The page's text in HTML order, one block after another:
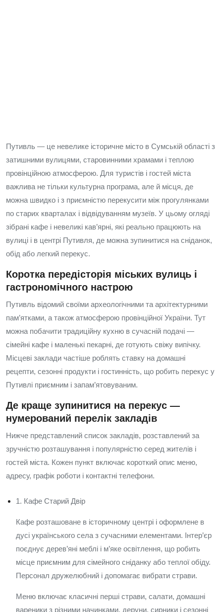
Путивль — це невелике історичне місто в Сумській області з
затишними вулицями, старовинними храмами і теплою
провінційною атмосферою. Для туристів і гостей міста
важлива не тільки культурна програма, але й місця, де
можна швидко і з приємністю перекусити між прогулянками
по старих кварталах і відвідуванням музеїв. У цьому огляді
зібрані кафе і невеликі кав’ярні, які реально працюють на
вулиці і в центрі Путивля, де можна зупинитися на сніданок,
обід або легкий перекус.
Коротка передісторія міських вулиць і
гастрономічного настрою
Путивль відомий своїми археологічними та архітектурними
пам’ятками, а також атмосферою провінційної України. Тут
можна побачити традиційну кухню в сучасній подачі —
сімейні кафе і маленькі пекарні, де готують свіжу випічку.
Місцеві заклади частіше роблять ставку на домашні
рецепти, сезонні продукти і гостинність, що робить перекус у
Путивлі приємним і запам’ятовуваним.
Де краще зупинитися на перекус —
нумерований перелік закладів
Нижче представлений список закладів, розставлений за
зручністю розташування і популярністю серед жителів і
гостей міста. Кожен пункт включає короткий опис меню,
адресу, графік роботи і контактні телефони.
1. Кафе Старий Двір
Кафе розташоване в історичному центрі і оформлене в
дусі українського села з сучасними елементами. Інтер’єр
поєднує дерев’яні меблі і м’яке освітлення, що робить
місце приємним для сімейного сніданку або теплої обіду.
Персонал дружелюбний і допомагає вибрати страви.
Меню включає класичні перші страви, салати, домашні
вареники з різними начинками, деруни, сирники і сезонні